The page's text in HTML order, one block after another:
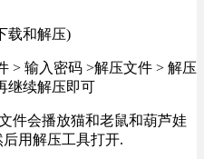
载和解压)
> 输入密码 >解压文件 > 解压
继续解压即可
件会播放猫和老鼠和葫芦娃
用解压工具打开.